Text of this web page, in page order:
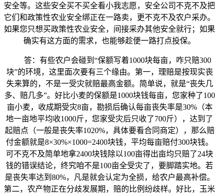
安全等。这些安全买不买全看小我志愿，安全公司不克不及把
它们和政策性农业安全绑正在一路卖，更不克不及农户采办。
如果您只想买政策性农业安全，间接采办其他安全就行；如果
确实有这方面的需求，也能够趁便一路打点投保。
答：有些农户会碰到“保额写着1000块每亩，咋只赔300
块”的环境，这里面次要有三个缘由。第一，理赔是按现实丧
失来算的，不是一受灾就赔最高金额。简单说，就是“丧失几
多、赔几多”。好比小麦的保额是1000块钱每亩，您家种了100
亩小麦，收成期受灾8亩，勘损后确认每亩丧失率是30%（本
地一亩地平均收1000斤，您家受灾后只收了700斤），达到了
起赔点（一般是丧失率1020%，具体要看合同商定），那么赔
付金额就是8×30%×1000=2400块钱，平均每亩赔付300块钱。
可不克不及简单地拿2400块钱除以100亩得出亩均只赔了24块
钱的错误结论，终究咱不是100亩全受灾了，要脚踏实地。若
是丧失率达到80%，凡是就会认定为全损，给农户最高补偿。
第二，农产物正在分歧发展期，赔的比例纷歧样。好比，玉米